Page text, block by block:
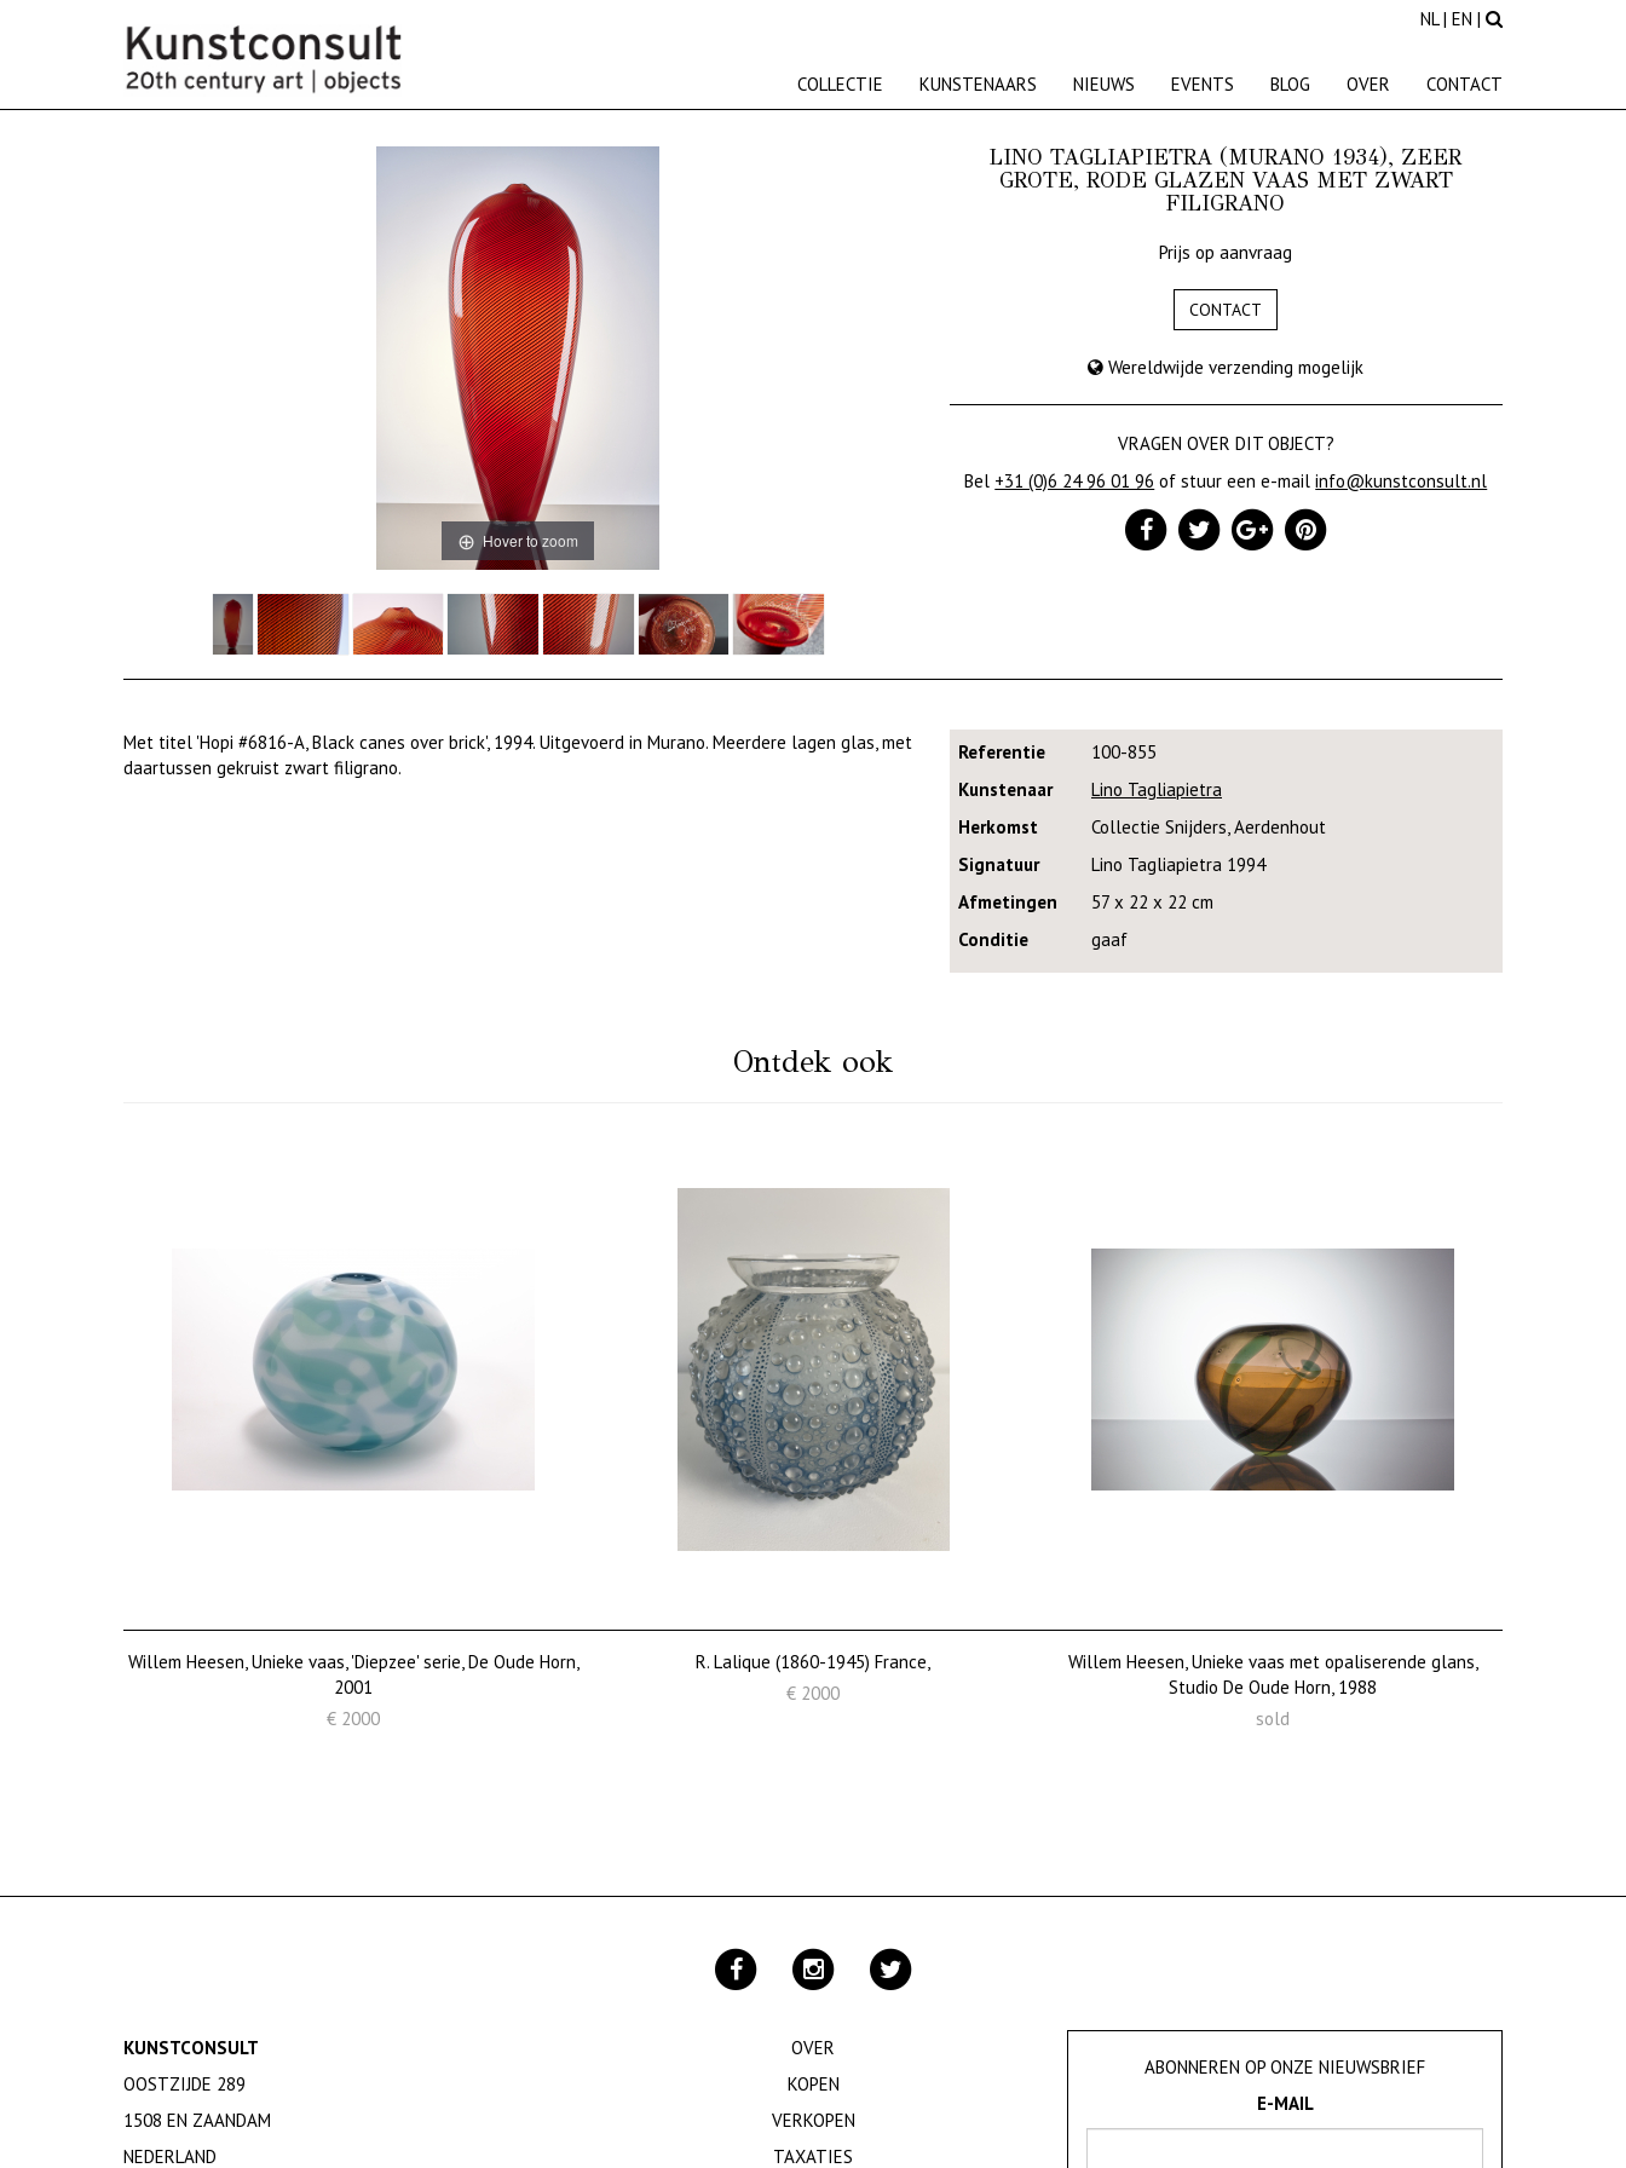
NL| EN |
COLLECTIE KUNSTENAARS NIEUWS EVENTS BLOG OVER CONTACT
Hover to zoom
LINO TAGLIAPIETRA (MURANO 1934), ZEER
GROTE, RODE GLAZEN VAAS MET ZWART
FILIGRANO
Prijs op aanvraag
CONTACT
Wereldwijde verzending mogelijk
VRAGEN OVER DIT OBJECT?
Bel +31 (0)6 24 96 01 96 of stuur een e-mailinfo@kunstconsult.nl
Met titel 'Hopi #6816-A, Black canes over brick', 1994. Uitgevoerd in Murano. Meerdere lagen glas, met
daartussen gekruist zwart filigrano.
Referentie
100-855
Kunstenaar
Lino Tagliapietra
Herkomst
Collectie Snijders, Aerdenhout
Signatuur
Lino Tagliapietra 1994
Afmetingen
57 x 22 x 22 cm
Conditie
gaaf
Ontdek ook
Willem Heesen, Unieke vaas, 'Diepzee' serie, De Oude Horn,
2001
€ 2000
R. Lalique (1860-1945) France,
€ 2000
Willem Heesen, Unieke vaas met opaliserende glans,
Studio De Oude Horn, 1988
sold
KUNSTCONSULT
OOSTZIJDE 289
1508 EN ZAANDAM
NEDERLAND
OVER
KOPEN
VERKOPEN
TAXATIES
ABONNEREN OP ONZE NIEUWSBRIEF
E-MAIL